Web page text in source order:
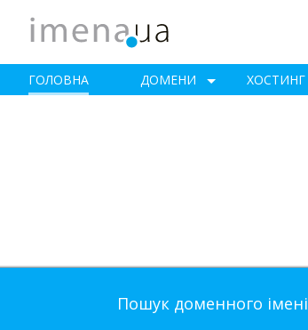
ГОЛОВНА ДОМЕНИ ХОСТИНГ
Пошук доменного імені